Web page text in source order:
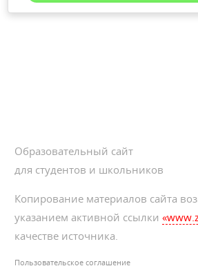
Образовательный сайт
для студентов и школьников
Копирование материалов сайта
указанием активной ссылки
качестве источника.
Пользовательское соглашение